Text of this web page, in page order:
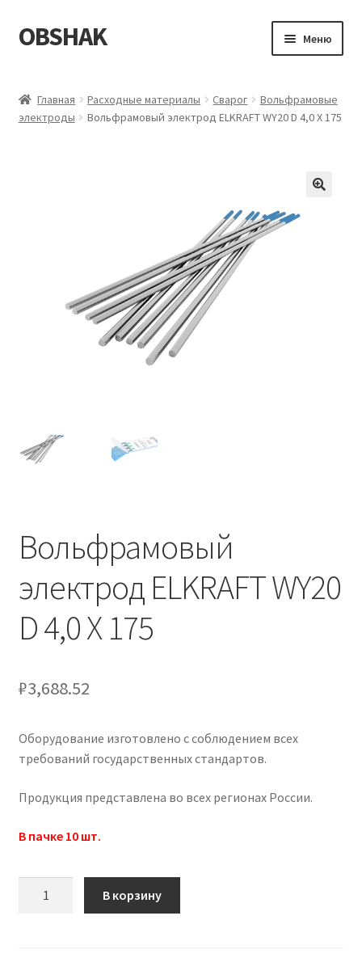
Перейти
к
Перейти
к
OBSHAK Меню
Категории
Оформление заказа
Пример страницы
Главная Расходные материалы Сварог
Вольфрамовые
электроды
Вольфрамовый электрод ELKRAFT WY20 D 4,0 X 175
Вольфрамовый
электрод ELKRAFT WY20
D 4,0 X 175
₽3,688.52
Оборудование изготовлено с соблюдением всех
требований государственных стандартов.
Продукция представлена во всех регионах России.
В пачке 10 шт.
В корзину